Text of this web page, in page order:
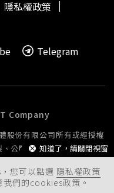
您可以點選 隱私權政策
們的cookies政策。
知道了，請關閉視窗
隱私權政策
Telegram
Company
股份有限公司所有或經授權
公開播送或公開傳輸。